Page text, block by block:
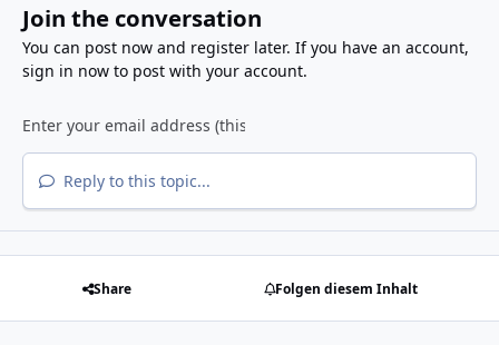
Join the conversation
You can post now and register later. If you have an account,
sign in nowto post with your account.
Reply to this topic...
Share Folgen diesem Inhalt